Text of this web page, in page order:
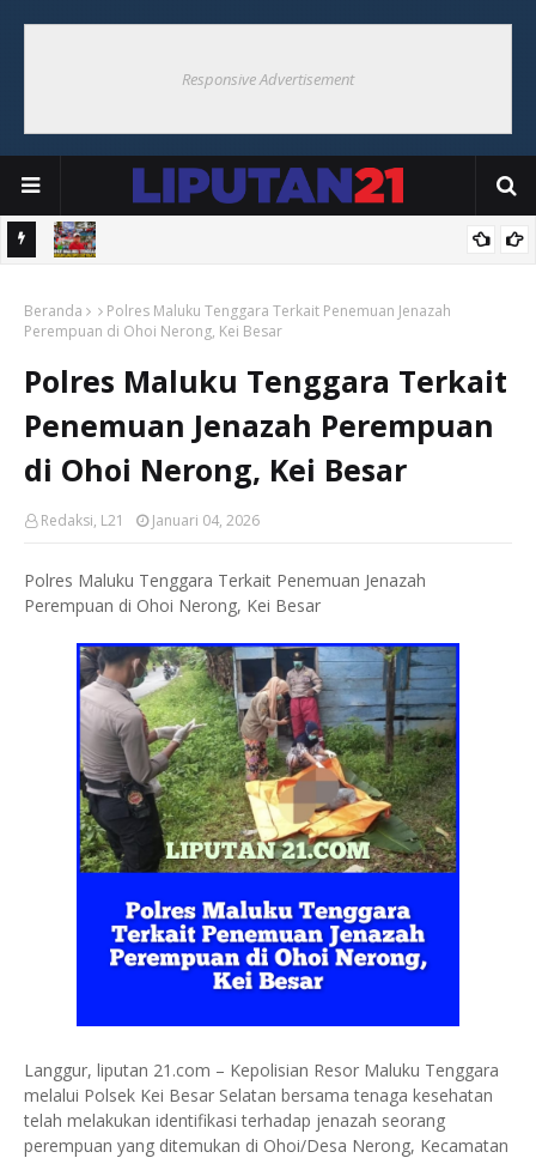
Responsive Advertisement
Kecamatan Kei Kecil Sambut HUT ke-81 RI
Beranda
Polres Maluku Tenggara Terkait Penemuan Jenazah
Perempuan di Ohoi Nerong, Kei Besar
Polres Maluku Tenggara Terkait
Penemuan Jenazah Perempuan
di Ohoi Nerong, Kei Besar
Redaksi, L21 Januari 04, 2026
Polres Maluku Tenggara Terkait Penemuan Jenazah
Perempuan di Ohoi Nerong, Kei Besar
Langgur, liputan 21.com – Kepolisian Resor Maluku Tenggara
melalui Polsek Kei Besar Selatan bersama tenaga kesehatan
telah melakukan identifikasi terhadap jenazah seorang
perempuan yang ditemukan di Ohoi/Desa Nerong, Kecamatan